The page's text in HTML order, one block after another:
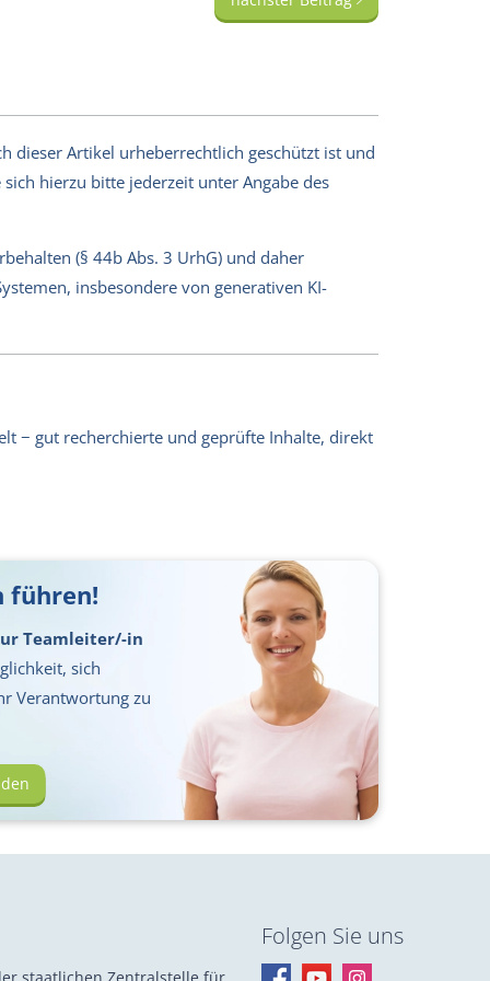
dieser Artikel urheberrechtlich geschützt ist und
hierzu bitte jederzeit unter Angabe des
(§ 44b Abs. 3 UrhG) und daher
insbesondere von generativen KI-
− gut recherchierte und geprüfte Inhalte, direkt
führen!
Teamleiter/-in
sich
Verantwortung zu
Folgen Sie uns